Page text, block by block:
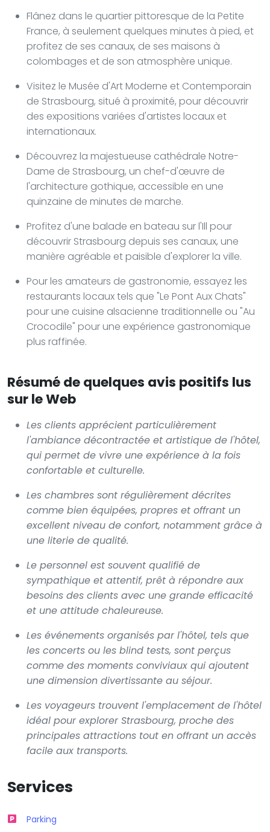
Flânez dans le quartier pittoresque de la Petite
France, à seulement quelques minutes à pied, et
profitez de ses canaux, de ses maisons à
colombages et de son atmosphère unique.
Visitez le Musée d'Art Moderne et Contemporain
de Strasbourg, situé à proximité, pour découvrir
des expositions variées d'artistes locaux et
internationaux.
Découvrez la majestueuse cathédrale Notre-
Dame de Strasbourg, un chef-d'œuvre de
l'architecture gothique, accessible en une
quinzaine de minutes de marche.
Profitez d'une balade en bateau sur l'Ill pour
découvrir Strasbourg depuis ses canaux, une
manière agréable et paisible d'explorer la ville.
Pour les amateurs de gastronomie, essayez les
restaurants locaux tels que "Le Pont Aux Chats"
pour une cuisine alsacienne traditionnelle ou "Au
Crocodile" pour une expérience gastronomique
plus raffinée.
Résumé de quelques avis positifs lus
sur le Web
Les clients apprécient particulièrement
l'ambiance décontractée et artistique de l'hôtel,
qui permet de vivre une expérience à la fois
confortable et culturelle.
Les chambres sont régulièrement décrites
comme bien équipées, propres et offrant un
excellent niveau de confort, notamment grâce à
une literie de qualité.
Le personnel est souvent qualifié de
sympathique et attentif, prêt à répondre aux
besoins des clients avec une grande efficacité
et une attitude chaleureuse.
Les événements organisés par l'hôtel, tels que
les concerts ou les blind tests, sont perçus
comme des moments conviviaux qui ajoutent
une dimension divertissante au séjour.
Les voyageurs trouvent l'emplacement de l'hôtel
idéal pour explorer Strasbourg, proche des
principales attractions tout en offrant un accès
facile aux transports.
Services
Parking